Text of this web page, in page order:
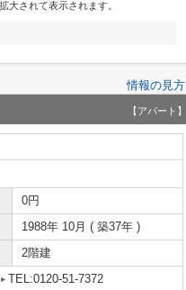
拡大されて表示されます。
情報の見方
【アパート】
0円
1988年 10月 ( 築37年 )
2階建
TEL:0120-51-7372